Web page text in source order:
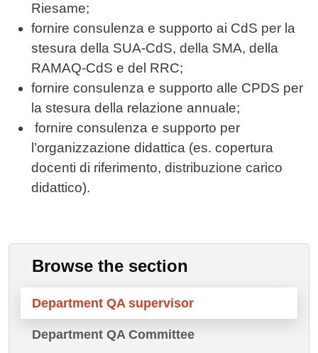
Riesame;
fornire consulenza e supporto ai CdS per la
stesura della SUA-CdS, della SMA, della
RAMAQ-CdS e del RRC;
fornire consulenza e supporto alle CPDS per
la stesura della relazione annuale;
fornire consulenza e supporto per
l’organizzazione didattica (es. copertura
docenti di riferimento, distribuzione carico
didattico).
Browse the section
Department QA supervisor
Department QA Committee